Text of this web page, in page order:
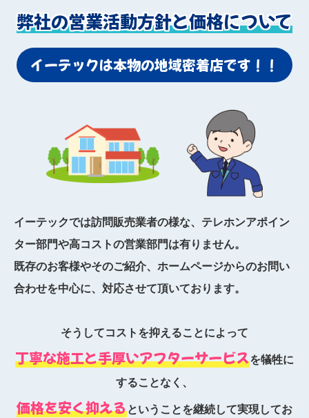
弊社の営業活動方針と価格について
イーテックは本物の地域密着店です！！
イーテックでは訪問販売業者の様な、テレホンアポイン
ター部門や高コストの営業部門は有りません。
既存のお客様やそのご紹介、ホームページからのお問い
合わせを中心に、対応させて頂いております。
そうしてコストを抑えることによって
丁寧な施工と手厚いアフターサービスを犠牲に
することなく、
価格を安く抑えるということを継続して実現してお